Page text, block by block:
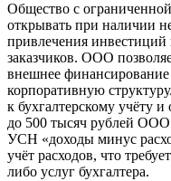
Общество с
открывать при наличии
привлечения
заказчиков. ООО
внешнее
корпоративную
к бухгалтерскому учёту
до 500 тысяч рублей
УСН «доходы минус
учёт расходов, что
либо услуг бухгалтера.